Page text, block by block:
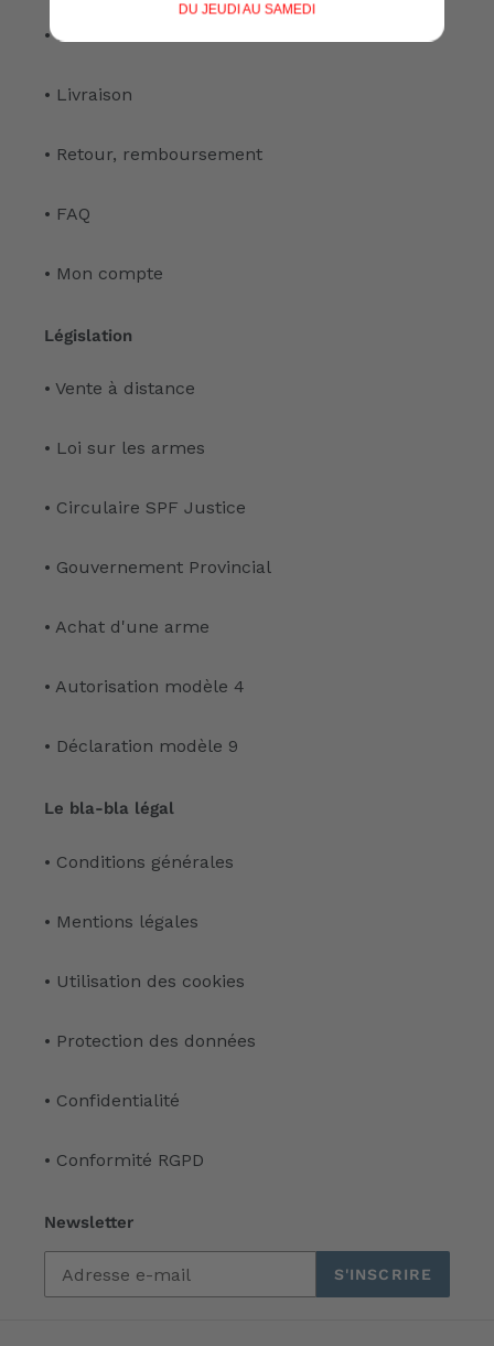
• Nous contacter
• Livraison
• Retour, remboursement
• FAQ
• Mon compte
Législation
• Vente à distance
• Loi sur les armes
• Circulaire SPF Justice
• Gouvernement Provincial
• Achat d'une arme
• Autorisation modèle 4
• Déclaration modèle 9
Le bla-bla légal
• Conditions générales
• Mentions légales
• Utilisation des cookies
• Protection des données
• Confidentialité
• Conformité RGPD
Newsletter
S'INSCRIRE
DU JEUDI AU SAMEDI